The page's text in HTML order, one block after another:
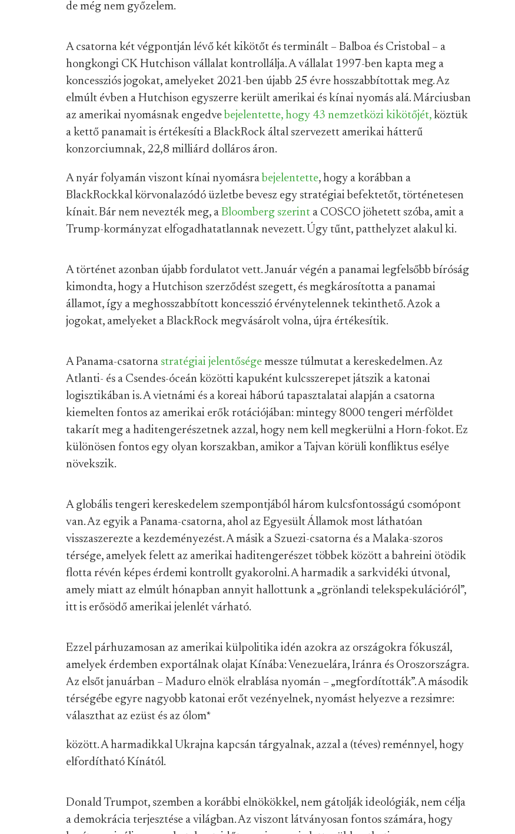
de még nem győzelem.
A csatorna két végpontján lévő két kikötőt és terminált – Balboa és Cristobal – a
hongkongi CK Hutchison vállalat kontrollálja. A vállalat 1997-ben kapta meg a
koncessziós jogokat, amelyeket 2021-ben újabb 25 évre hosszabbítottak meg. Az
elmúlt évben a Hutchison egyszerre került amerikai és kínai nyomás alá. Márciusban
az amerikai nyomásnak engedve bejelentette, hogy 43 nemzetközi kikötőjét, köztük
a kettő panamait is értékesíti a BlackRock által szervezett amerikai hátterű
konzorciumnak, 22,8 milliárd dolláros áron.
A nyár folyamán viszont kínai nyomásra bejelentette, hogy a korábban a
BlackRockkal körvonalazódó üzletbe bevesz egy stratégiai befektetőt, történetesen
kínait. Bár nem nevezték meg, a Bloomberg szerint a COSCO jöhetett szóba, amit a
Trump-kormányzat elfogadhatatlannak nevezett. Úgy tűnt, patthelyzet alakul ki.
A történet azonban újabb fordulatot vett. Január végén a panamai legfelsőbb bíróság
kimondta, hogy a Hutchison szerződést szegett, és megkárosította a panamai
államot, így a meghosszabbított koncesszió érvénytelennek tekinthető. Azok a
jogokat, amelyeket a BlackRock megvásárolt volna, újra értékesítik.
A Panama-csatorna stratégiai jelentősége messze túlmutat a kereskedelmen. Az
Atlanti- és a Csendes-óceán közötti kapuként kulcsszerepet játszik a katonai
logisztikában is. A vietnámi és a koreai háború tapasztalatai alapján a csatorna
kiemelten fontos az amerikai erők rotációjában: mintegy 8000 tengeri mérföldet
takarít meg a haditengerészetnek azzal, hogy nem kell megkerülni a Horn-fokot. Ez
különösen fontos egy olyan korszakban, amikor a Tajvan körüli konfliktus esélye
növekszik.
A globális tengeri kereskedelem szempontjából három kulcsfontosságú csomópont
van. Az egyik a Panama-csatorna, ahol az Egyesült Államok most láthatóan
visszaszerezte a kezdeményezést. A másik a Szuezi-csatorna és a Malaka-szoros
térsége, amelyek felett az amerikai haditengerészet többek között a bahreini ötödik
flotta révén képes érdemi kontrollt gyakorolni. A harmadik a sarkvidéki útvonal,
amely miatt az elmúlt hónapban annyit hallottunk a „grönlandi telekspekulációról”,
itt is erősödő amerikai jelenlét várható.
Ezzel párhuzamosan az amerikai külpolitika idén azokra az országokra fókuszál,
amelyek érdemben exportálnak olajat Kínába: Venezuelára, Iránra és Oroszországra.
Az elsőt januárban – Maduro elnök elrablása nyomán – „megfordították”. A második
térségébe egyre nagyobb katonai erőt vezényelnek, nyomást helyezve a rezsimre:
választhat az ezüst és az ólom*
között. A harmadikkal Ukrajna kapcsán tárgyalnak, azzal a (téves) reménnyel, hogy
elfordítható Kínától.
Donald Trumpot, szemben a korábbi elnökökkel, nem gátolják ideológiák, nem célja
a demokrácia terjesztése a világban. Az viszont látványosan fontos számára, hogy